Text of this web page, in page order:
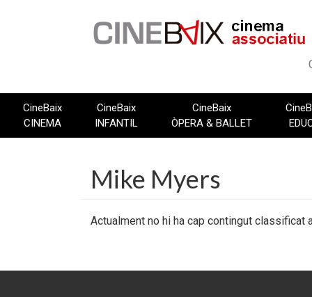
CineBaix
CINEMA
CineBaix
INFANTIL
CineBaix
ÒPERA & BALLET
Mike Myers
Actualment no hi ha cap contingut classificat